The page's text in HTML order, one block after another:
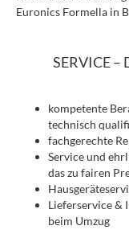
Euronics Formella in
SERVICE –
kompetente
technisch
fachgerechte
Service und
das zu fairen
Lieferservice &
beim Umzug